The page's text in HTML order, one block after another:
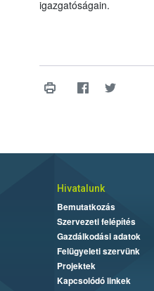
igazgatóságain.
Hivatalunk
Bemutatkozás
Szervezeti felépítés
Gazdálkodási adatok
Felügyeleti szervünk
Projektek
Kapcsolódó linkek